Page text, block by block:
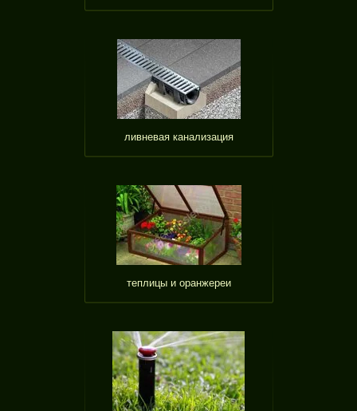
ливневая канализация
теплицы и оранжереи